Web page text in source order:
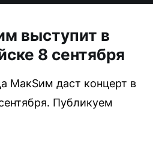
выступит в
8 сентября
МакSим даст концерт в
Публикуем